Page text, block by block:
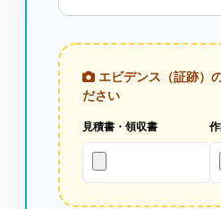
エビデンス（証跡）
ださい
見積書・領収書